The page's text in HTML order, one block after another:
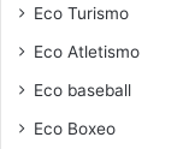
Eco Turismo
Eco Atletismo
Eco baseball
Eco Boxeo